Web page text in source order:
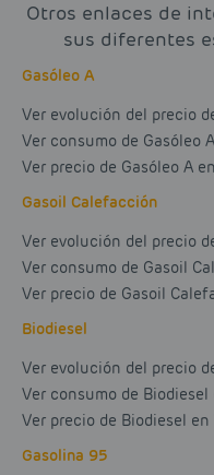
Otros enlaces de
sus diferentes
Gasóleo A
Ver evolución del precio
Ver consumo de Gasóleo
Ver precio de Gasóleo A
Gasoil Calefacción
Ver evolución del precio
Ver consumo de Gasoil
Ver precio de Gasoil
Biodiesel
Ver evolución del precio
Ver consumo de
Ver precio de Biodiesel
Gasolina 95